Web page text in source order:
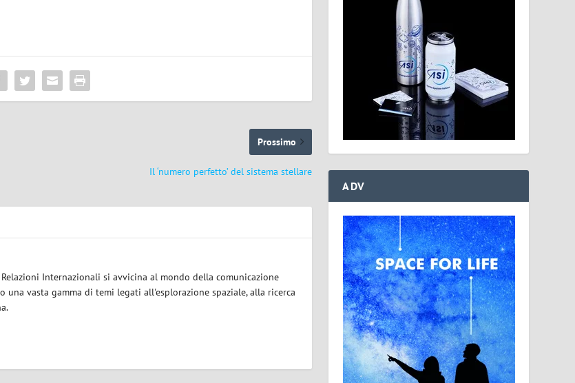
Prossimo
Il ‘numero perfetto’ del sistema stellare
Internazionali si avvicina al mondo della comunicazione
vasta gamma di temi legati all'esplorazione spaziale, alla ricerca
ADV